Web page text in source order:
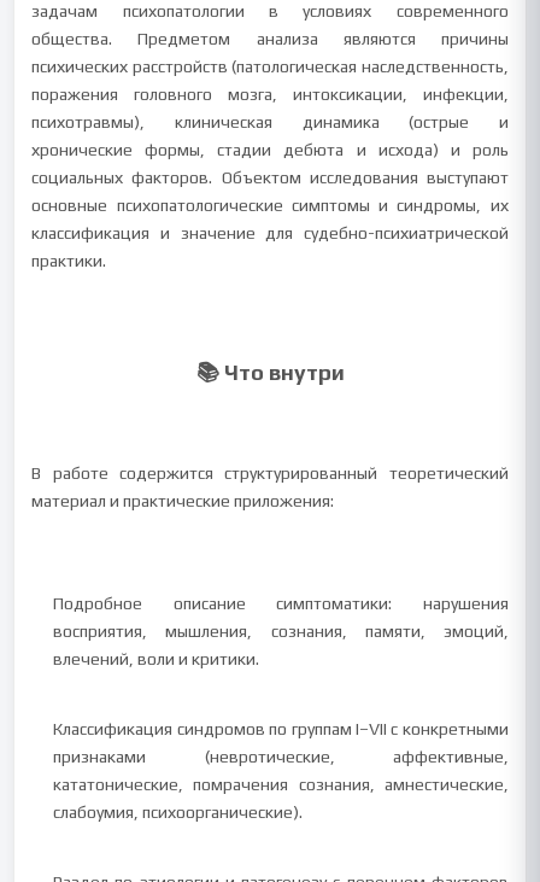
задачам психопатологии в условиях современного
общества. Предметом анализа являются причины
психических расстройств (патологическая наследственность,
поражения головного мозга, интоксикации, инфекции,
психотравмы), клиническая динамика (острые и
хронические формы, стадии дебюта и исхода) и роль
социальных факторов. Объектом исследования выступают
основные психопатологические симптомы и синдромы, их
классификация и значение для судебно-психиатрической
практики.
📚 Что внутри
В работе содержится структурированный теоретический
материал и практические приложения:
Подробное описание симптоматики: нарушения
восприятия, мышления, сознания, памяти, эмоций,
влечений, воли и критики.
Классификация синдромов по группам I–VII с конкретными
признаками (невротические, аффективные,
кататонические, помрачения сознания, амнестические,
слабоумия, психоорганические).